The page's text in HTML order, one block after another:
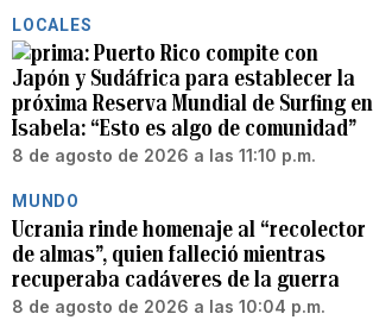
LOCALES
Puerto Rico compite con
Japón y Sudáfrica para establecer la
próxima Reserva Mundial de Surfing en
Isabela: “Esto es algo de comunidad”
8 de agosto de 2026 a las 11:10 p.m.
MUNDO
Ucrania rinde homenaje al “recolector
de almas”, quien falleció mientras
recuperaba cadáveres de la guerra
8 de agosto de 2026 a las 10:04 p.m.